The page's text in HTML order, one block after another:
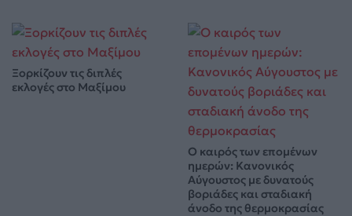
Ξορκίζουν τις διπλές
εκλογές στο Μαξίμου
Ο καιρός των επομένων
ημερών: Κανονικός
Αύγουστος με δυνατούς
βοριάδες και σταδιακή
άνοδο της θερμοκρασίας